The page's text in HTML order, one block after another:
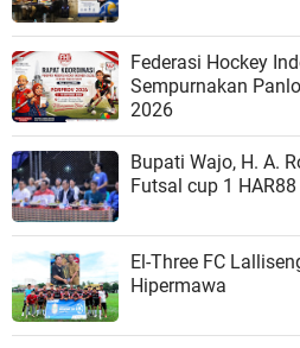
Federasi Hockey
Sempurnakan
2026
Bupati Wajo, H. A.
Futsal cup 1
El-Three FC
Hipermawa